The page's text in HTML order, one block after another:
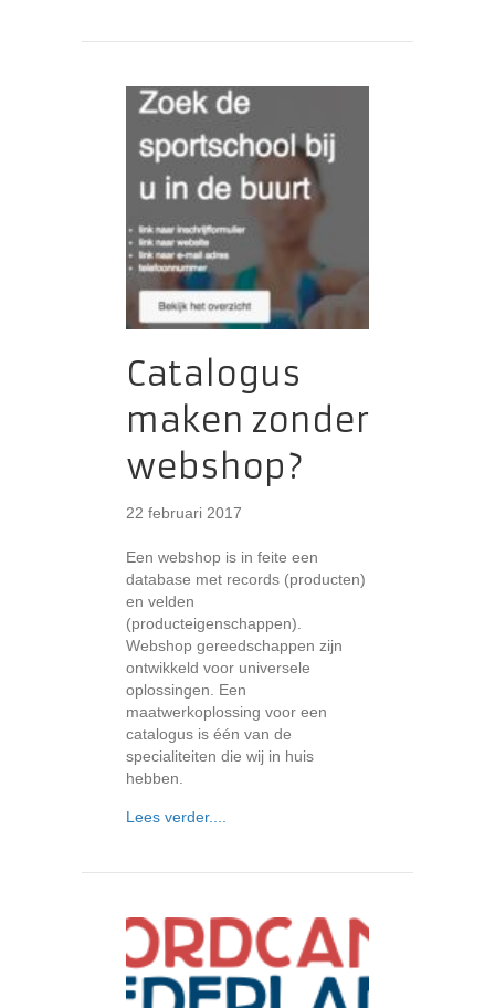
Catalogus
maken zonder
webshop?
22 februari 2017
Een webshop is in feite een
database met records (producten)
en velden
(producteigenschappen).
Webshop gereedschappen zijn
ontwikkeld voor universele
oplossingen. Een
maatwerkoplossing voor een
catalogus is één van de
specialiteiten die wij in huis
hebben.
Lees verder....